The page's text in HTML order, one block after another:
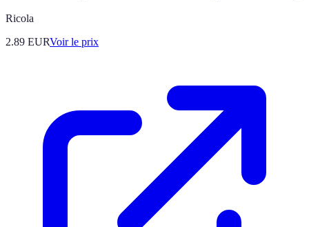
Ricola
2.89 EURVoir le prix